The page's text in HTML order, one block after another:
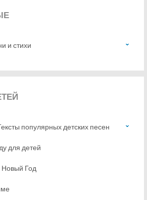
и стихи
популярных детских песен
для детей
Новый Год